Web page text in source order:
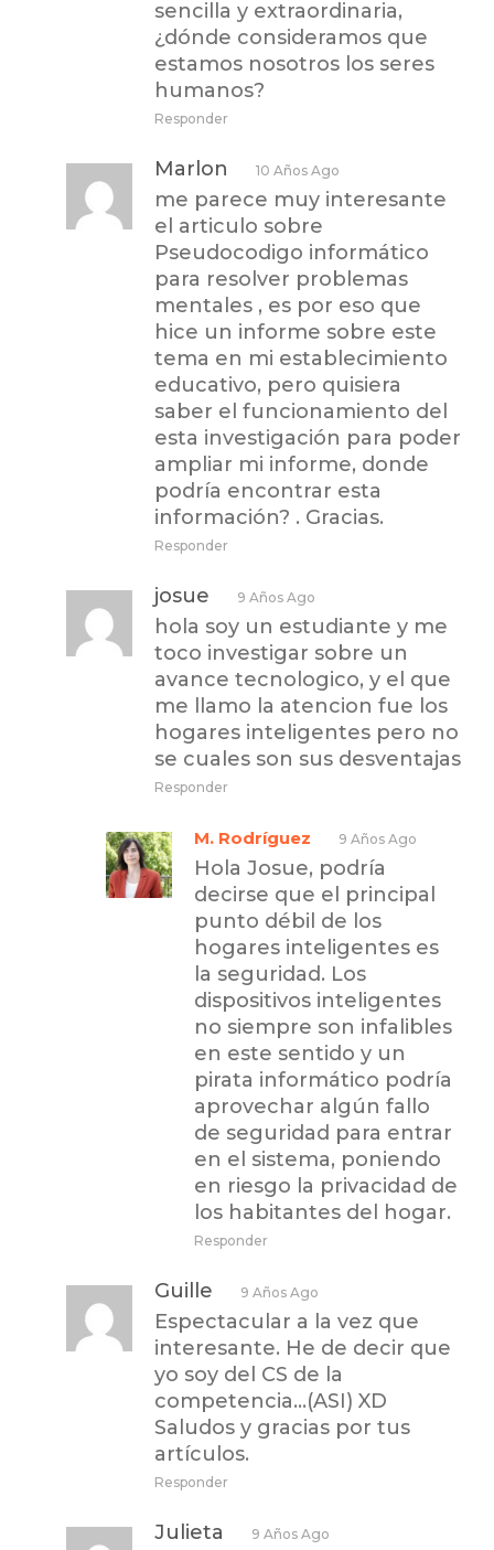
sencilla y extraordinaria,
¿dónde consideramos que
estamos nosotros los seres
humanos?
Responder
Marlon 10 Años Ago
me parece muy interesante
el articulo sobre
Pseudocodigo informático
para resolver problemas
mentales , es por eso que
hice un informe sobre este
tema en mi establecimiento
educativo, pero quisiera
saber el funcionamiento del
esta investigación para poder
ampliar mi informe, donde
podría encontrar esta
información? . Gracias.
Responder
josue 9 Años Ago
hola soy un estudiante y me
toco investigar sobre un
avance tecnologico, y el que
me llamo la atencion fue los
hogares inteligentes pero no
se cuales son sus desventajas
Responder
M. Rodríguez 9 Años Ago
Hola Josue, podría
decirse que el principal
punto débil de los
hogares inteligentes es
la seguridad. Los
dispositivos inteligentes
no siempre son infalibles
en este sentido y un
pirata informático podría
aprovechar algún fallo
de seguridad para entrar
en el sistema, poniendo
en riesgo la privacidad de
los habitantes del hogar.
Responder
Guille 9 Años Ago
Espectacular a la vez que
interesante. He de decir que
yo soy del CS de la
competencia…(ASI) XD
Saludos y gracias por tus
artículos.
Responder
Julieta 9 Años Ago